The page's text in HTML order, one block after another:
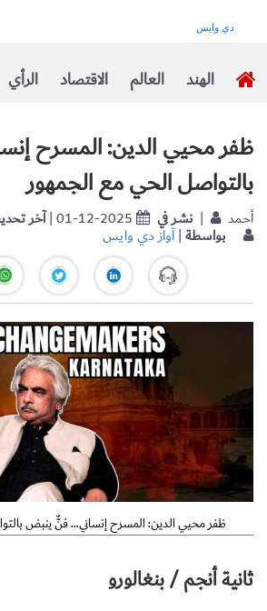
الرأي الاقتصاد العالم الهند
ظفر محيي الدين: المسرح
بالتواصل الحي مع الجمهور
آخر| 01-12-2025 نشر في | أحمد
بواسطة|آواز دي وايس
ظفر محيي الدين: المسرح إنساني… فنٌّ ينبض
ثانية أنجم / بنغالورو